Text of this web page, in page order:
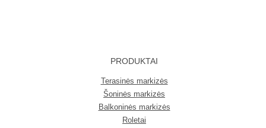
PRODUKTAI
Terasinės markizės
Šoninės markizės
Balkoninės markizės
Roletai